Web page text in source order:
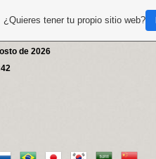
de 2026
¿Quieres tener tu propio sitio web?